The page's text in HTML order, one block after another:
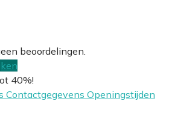
beoordelingen.
40%!
Contactgegevens Openingstijden